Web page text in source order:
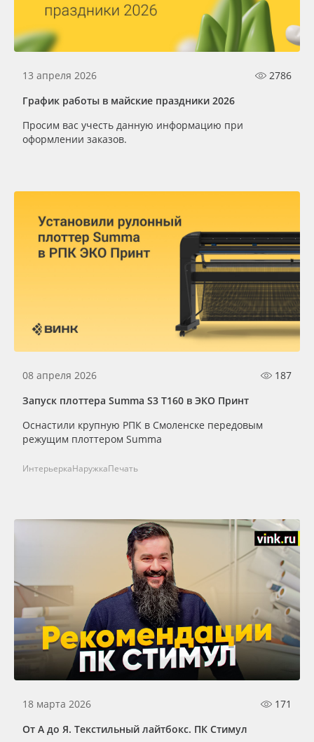
Сервис
Инструкции
Компания
Поставщикам
Избранное
8 800 550 7888
Клей, скотчи и крепёж
Мобильные конструкции и POS-материалы
Профильные системы
Инженерные пластики
Упаковочные материалы
Оборудование и инструмент
Oracal 641
Orajet 3640
Плёнка монтажная Oratape
ПЭТ листовой
Вспененный ПВХ
Заготовки для сувениров
13 апреля 2026
2786
График работы в майские праздники 2026
Просим вас учесть данную информацию при
оформлении заказов.
08 апреля 2026
187
Запуск плоттера Summa S3 T160 в ЭКО Принт
Оснастили крупную РПК в Смоленске передовым
режущим плоттером Summa
ИнтерьеркаНаружкаПечать
18 марта 2026
171
От А до Я. Текстильный лайтбокс. ПК Стимул